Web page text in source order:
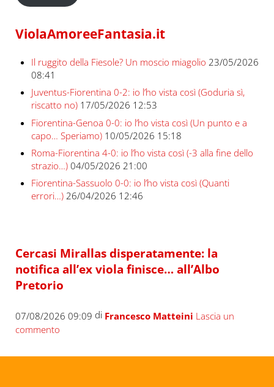
ViolaAmoreeFantasia.it
Il ruggito della Fiesole? Un moscio miagolio 23/05/2026
08:41
Juventus-Fiorentina 0-2: io l’ho vista così (Goduria sì,
riscatto no) 17/05/2026 12:53
Fiorentina-Genoa 0-0: io l’ho vista così (Un punto e a
capo… Speriamo) 10/05/2026 15:18
Roma-Fiorentina 4-0: io l’ho vista così (-3 alla fine dello
strazio…) 04/05/2026 21:00
Fiorentina-Sassuolo 0-0: io l’ho vista così (Quanti
errori…) 26/04/2026 12:46
Cercasi Mirallas disperatamente: la
notifica all’ex viola finisce… all’Albo
Pretorio
07/08/2026 09:09 di Francesco Matteini Lascia un
commento